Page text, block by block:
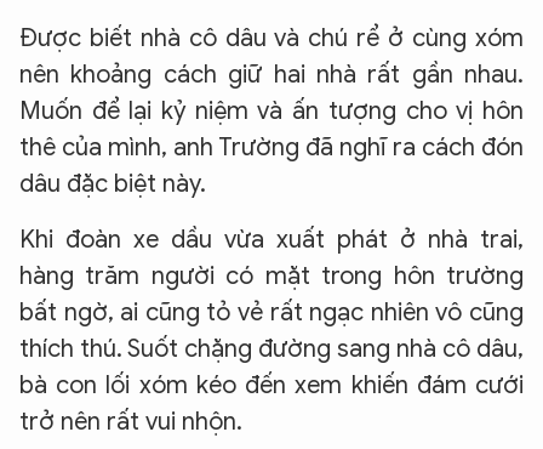
Được biết nhà cô dâu và chú rể ở cùng xóm
nên khoảng cách giữ hai nhà rất gần nhau.
Muốn để lại kỷ niệm và ấn tượng cho vị hôn
thê của mình, anh Trường đã nghĩ ra cách đón
dâu đặc biệt này.
Khi đoàn xe dầu vừa xuất phát ở nhà trai,
hàng trăm người có mặt trong hôn trường
bất ngờ, ai cũng tỏ vẻ rất ngạc nhiên vô cũng
thích thú. Suốt chặng đường sang nhà cô dâu,
bà con lối xóm kéo đến xem khiến đám cưới
trở nên rất vui nhộn.